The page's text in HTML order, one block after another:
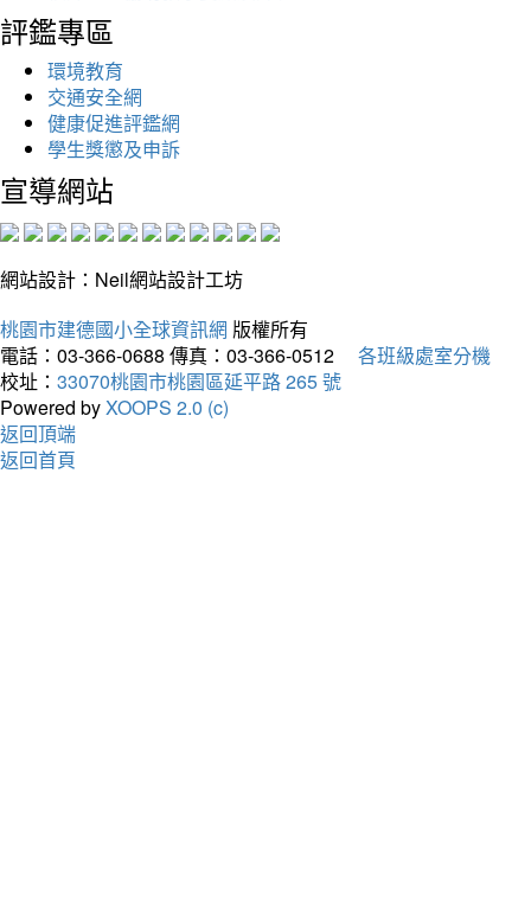
評鑑專區
環境教育
交通安全網
健康促進評鑑網
學生獎懲及申訴
宣導網站
網站設計：Neil網站設計工坊
桃園市建德國小全球資訊網 版權所有
電話：03-366-0688 傳真：03-366-0512
各班級處室分機
校址： 33070桃園市桃園區延平路 265 號
Powered byXOOPS 2.0 (c)
返回頂端
返回首頁